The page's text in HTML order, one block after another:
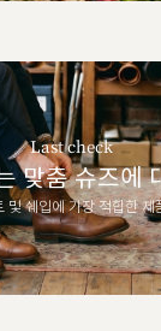
Last check
맞춤 슈즈에
및 쉐입에 가장 적합한 제